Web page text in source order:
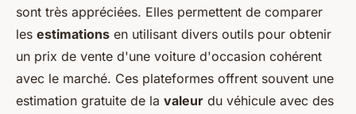
sont très appréciées. Elles permettent de comparer
les estimations en utilisant divers outils pour obtenir
un prix de vente d'une voiture d'occasion cohérent
avec le marché. Ces plateformes offrent souvent une
estimation gratuite de la valeur du véhicule avec des